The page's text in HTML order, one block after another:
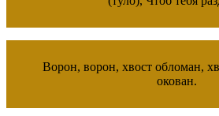
Ворон, ворон, хвост обломан,
окован.